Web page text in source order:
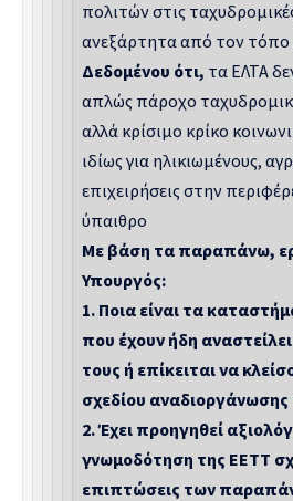
πολιτών στις
ανεξάρτητα από τον τόπο
Δεδομένου ότι, τα ΕΛΤΑ
απλώς πάροχο
αλλά κρίσιμο κρίκο
ιδίως για ηλικιωμένους,
επιχειρήσεις στην
ύπαιθρο
Με βάση τα παραπάνω,
Υπουργός:
1. Ποια είναι τα
που έχουν ήδη
τους ή επίκειται να
σχεδίου αναδιοργάνωσης
2.Έχει προηγηθεί
γνωμοδότηση της ΕΕΤΤ
επιπτώσεις των